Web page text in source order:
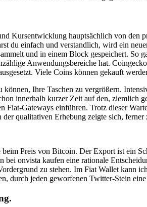
Kursentwicklung hauptsächlich von den
du einfach und verstandlich, wird ein
und in einem Block gespeichert. So
Anwendungsbereiche hat.
Viele Coins können gekauft
Ihre Taschen zu vergrößern.
innerhalb kurzer Zeit auf den, ziemlich
Gateways einführen. Trotz dieser
qualitativen Erhebung zeigte sich,
Preis von Bitcoin. Der Export ist ein
onvista kaufen eine rationale
zu stehen. Im Fiat Wallet kann
durch jeden geworfenen Twitter-Stein